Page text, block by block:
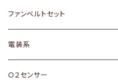
スバル
日野
マツダ
三菱
スバル
マツダ
ダイハツ
マツダ
三菱
スズキ
日産
ダイハツ
トヨタ
スズキ
ダイハツ
ファンベルトセット
トヨタ
ホンダ
電装系
Ｏ２センサー